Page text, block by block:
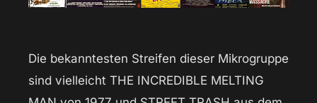
Die bekanntesten Streifen dieser Mikrogruppe
sind vielleicht THE INCREDIBLE MELTING